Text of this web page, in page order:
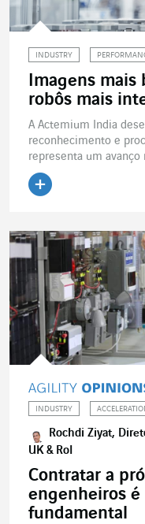
INDUSTRY
Imagens mais
robôs mais
A Actemium India
reconhecimento e
representa um
INDUSTRY
Rochdi Ziyat,
UK & RoI
Contratar a
engenheiros
fundamental